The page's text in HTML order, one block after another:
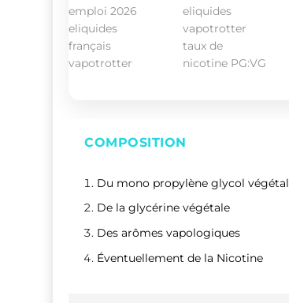
COMPOSITION
Du mono propylène glycol végétal
De la glycérine végétale
Des arômes vapologiques
Éventuellement de la Nicotine